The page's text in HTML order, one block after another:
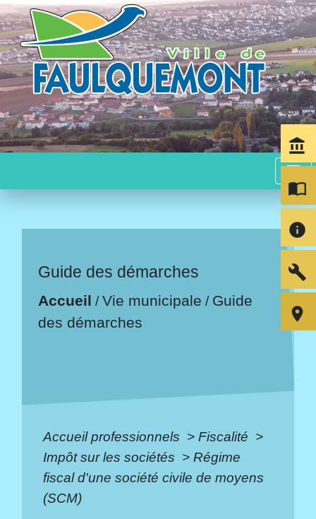
menu
Guide des démarches
Accueil /Vie municipale / Guide
des démarches
Accueil professionnels > Fiscalité >
Impôt sur les sociétés > Régime
fiscal d'une société civile de moyens
(SCM)
account_balance
import_contacts
info
build
room